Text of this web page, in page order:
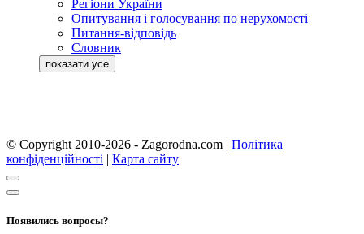
Регіони України
Опитування і голосування по нерухомості
Питання-відповідь
Словник
© Copyright 2010-2026 - Zagorodna.com | Політика
конфіденційності | Карта сайту
Появились вопросы?